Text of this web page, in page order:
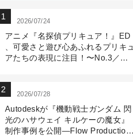
2026/07/24
アニメ『名探偵プリキュア！』ED
、可愛さと遊び心あふれるプリキュ
アたちの表現に注目！〜No.3／ア
2026/07/28
Autodeskが『機動戦士ガンダム 閃
光のハサウェイ キルケーの魔女』
制作事例を公開―Flow Production